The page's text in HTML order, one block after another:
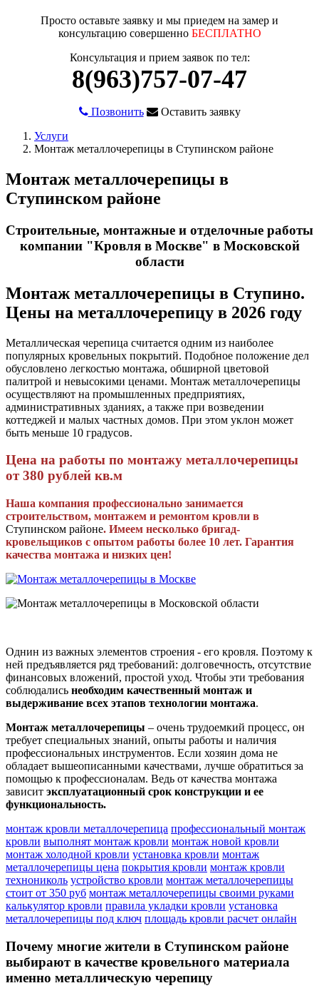
Просто оставьте заявку и мы приедем на замер и
консультацию совершенно БЕСПЛАТНО
Консультация и прием заявок по тел:
8(963)757-07-47
Позвонить
Оставить заявку
Услуги
Монтаж металлочерепицы в Ступинском районе
Монтаж металлочерепицы в
Ступинском районе
Строительные, монтажные и отделочные работы
компании "Кровля в Москве" в Московской
области
Монтаж металлочерепицы в Ступино.
Цены на металлочерепицу в 2026 году
Металлическая черепица считается одним из наиболее
популярных кровельных покрытий. Подобное положение дел
обусловлено легкостью монтажа, обширной цветовой
палитрой и невысокими ценами. Монтаж металлочерепицы
осуществляют на промышленных предприятиях,
административных зданиях, а также при возведении
коттеджей и малых частных домов. При этом уклон может
быть меньше 10 градусов.
Цена на работы по монтажу металлочерепицы
от 380 рублей кв.м
Наша компания профессионально занимается
строительством, монтажем и ремонтом кровли в
Ступинском районе. Имеем несколько бригад-
кровельщиков с опытом работы более 10 лет. Гарантия
качества монтажа и низких цен!
Однин из важных элементов строения - его кровля. Поэтому к
ней предъявляется ряд требований: долговечность, отсутствие
финансовых вложений, простой уход. Чтобы эти требования
соблюдались необходим качественный монтаж и
выдерживание всех этапов технологии монтажа.
Монтаж металлочерепицы – очень трудоемкий процесс, он
требует специальных знаний, опыты работы и наличия
профессиональных инструментов. Если хозяин дома не
обладает вышеописанными качествами, лучше обратиться за
помощью к профессионалам. Ведь от качества монтажа
зависит эксплуатационный срок конструкции и ее
функциональность.
монтаж кровли металлочерепица профессиональный монтаж
кровли выполнят монтаж кровли монтаж новой кровли
монтаж холодной кровли установка кровли монтаж
металлочерепицы цена покрытия кровли монтаж кровли
технониколь устройство кровли монтаж металлочерепицы
стоит от 350 руб монтаж металлочерепицы своими руками
калькулятор кровли правила укладки кровли установка
металлочерепицы под ключ площадь кровли расчет онлайн
Почему многие жители в Ступинском районе
выбирают в качестве кровельного материала
именно металлическую черепицу